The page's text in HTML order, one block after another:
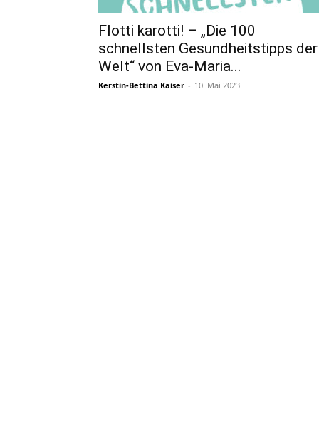
Flotti karotti! – „Die 100
schnellsten Gesundheitstipps der
Welt“ von Eva-Maria...
Kerstin-Bettina Kaiser - 10. Mai 2023